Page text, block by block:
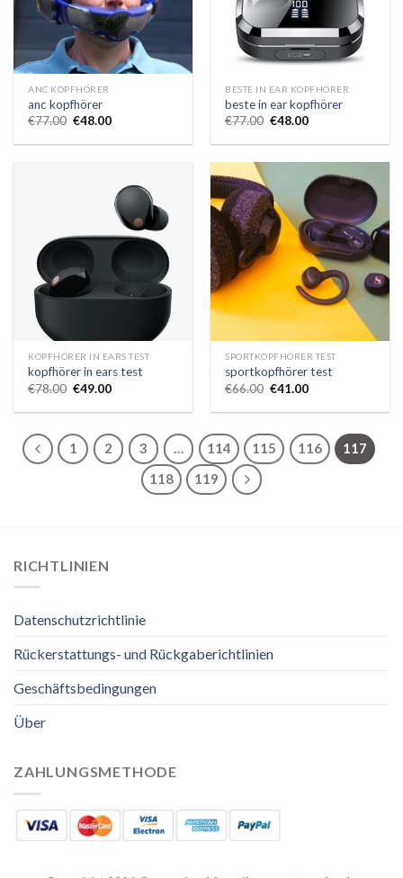
ANC KOPFHÖRER
anc kopfhörer
€77.00 €48.00
BESTE IN EAR KOPFHÖRER
beste in ear kopfhörer
€77.00 €48.00
KOPFHÖRER IN EARS TEST
kopfhörer in ears test
€78.00 €49.00
SPORTKOPFHÖRER TEST
sportkopfhörer test
€66.00 €41.00
1 2 3 … 114 115 116
117
118
119
RICHTLINIEN
Datenschutzrichtlinie
Rückerstattungs- und Rückgaberichtlinien
Geschäftsbedingungen
Über
ZAHLUNGSMETHODE